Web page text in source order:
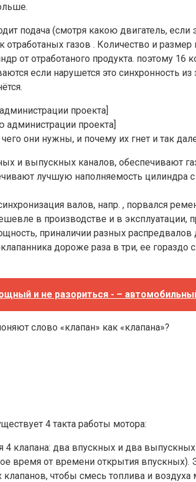
подача (смотря какою двигатель,
газов . Количество и
от отработаного продукта. поэтому
если нарушется это синхронность
проекта]
проекта]
они нужны, и почему их гнет и так
и выпускных каналов, обеспечивают
лучшую наполняемость
валов, напр. , порвался
в производстве и в
приналичии разных
дороже раза в три, ее
и не разориться - –
слово «клапан» как «клапана»?
4 такта работы мотора:
клапана: два впускных и два
от времени открытия впускных).
чтобы смесь топлива и